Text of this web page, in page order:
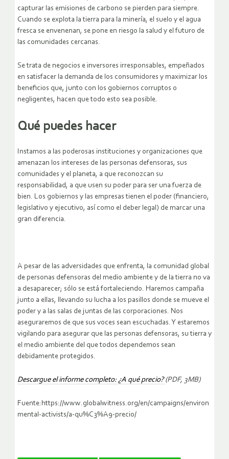
capturar las emisiones de carbono se pierden para siempre.
Cuando se explota la tierra para la minería, el suelo y el agua
fresca se envenenan, se pone en riesgo la salud y el futuro de
las comunidades cercanas.
Se trata de negocios e inversores irresponsables, empeñados
en satisfacer la demanda de los consumidores y maximizar los
beneficios que, junto con los gobiernos corruptos o
negligentes, hacen que todo esto sea posible.
Qué puedes hacer
Instamos a las poderosas instituciones y organizaciones que
amenazan los intereses de las personas defensoras, sus
comunidades y el planeta, a que reconozcan su
responsabilidad, a que usen su poder para ser una fuerza de
bien. Los gobiernos y las empresas tienen el poder (financiero,
legislativo y ejecutivo, así como el deber legal) de marcar una
gran diferencia.
A pesar de las adversidades que enfrenta, la comunidad global
de personas defensoras del medio ambiente y de la tierra no va
a desaparecer; sólo se está fortaleciendo. Haremos campaña
junto a ellas, llevando su lucha a los pasillos donde se mueve el
poder y a las salas de juntas de las corporaciones. Nos
aseguraremos de que sus voces sean escuchadas. Y estaremos
vigilando para asegurar que las personas defensoras, su tierra y
el medio ambiente del que todos dependemos sean
debidamente protegidos.
Descargue el informe completo: ¿A qué precio?(PDF, 3MB)
Fuente:https://www.globalwitness.org/en/campaigns/environ
mental-activists/a-qu%C3%A9-precio/